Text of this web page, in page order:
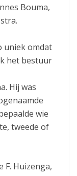
Bouma,
uniek omdat
het bestuur
Hij was
wie
tweede of
F. Huizenga,